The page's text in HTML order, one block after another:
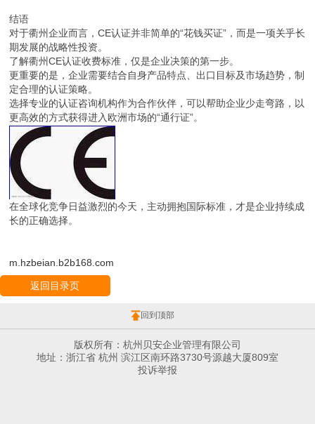
结语
对于衢州企业而言，CE认证并非简单的“花钱买证”，而是一项关乎长
期发展的战略性投资。
了解衢州CE认证收费标准，仅是企业决策的第一步。
更重要的是，企业需要结合自身产品特点、出口目标及市场趋势，制
定合理的认证策略。
选择专业的认证咨询机构作为合作伙伴，可以帮助企业少走弯路，以
更高效的方式获得进入欧洲市场的“通行证”。
在全球化竞争日益激烈的今天，主动拥抱国际标准，才是企业持续成
长的正确选择。
m.hzbeian.b2b168.com
返回目录页
回到顶部
版权所有：杭州贝安企业管理有限公司
地址：浙江省 杭州 滨江区南环路3730号源越大厦809室
投诉举报